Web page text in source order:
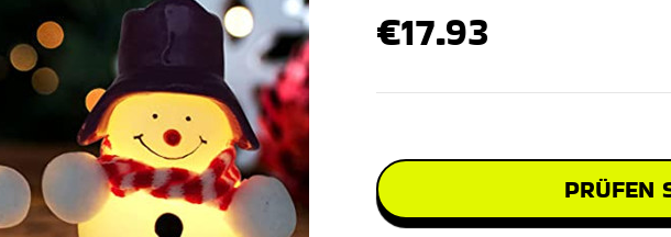
€17.93
PRÜFEN